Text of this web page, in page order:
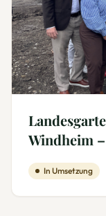
Windheim
In Umsetzung